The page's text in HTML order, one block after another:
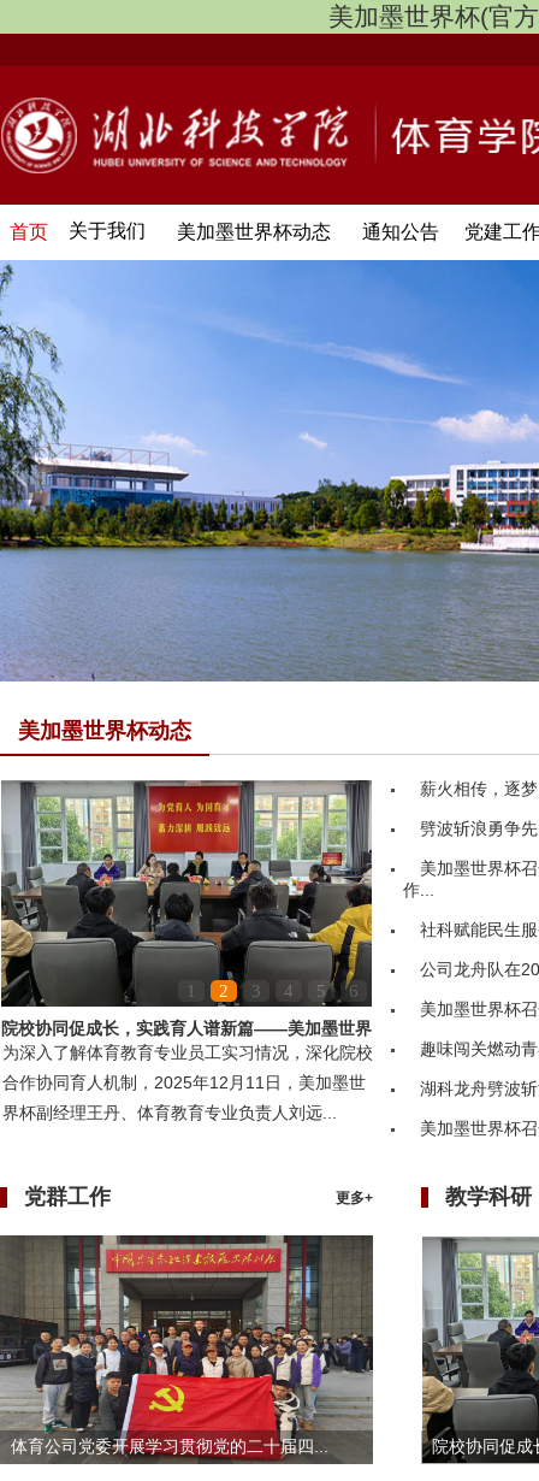
美加墨世界杯(官
首页 关于我们 美加墨世界杯动态 通知公告 党建工
美加墨世界杯动态
1 2 3 4 5
6
院校协同促成长，实践育人谱新篇——美加墨世界
杯领导赴嘉鱼县第...
为深入了解体育教育专业员工实习情况，深化院校
合作协同育人机制，2025年12月11日，美加墨世
界杯副经理王丹、体育教育专业负责人刘远...
薪火相传，逐
劈波斩浪勇争
美加墨世界杯
作...
社科赋能民生
公司龙舟队在
美加墨世界杯
趣味闯关燃动
湖科龙舟劈波
美加墨世界杯
更多+
党群工作
体育公司党委开展学习贯彻党的二十届四...
教学科研
院校协同促